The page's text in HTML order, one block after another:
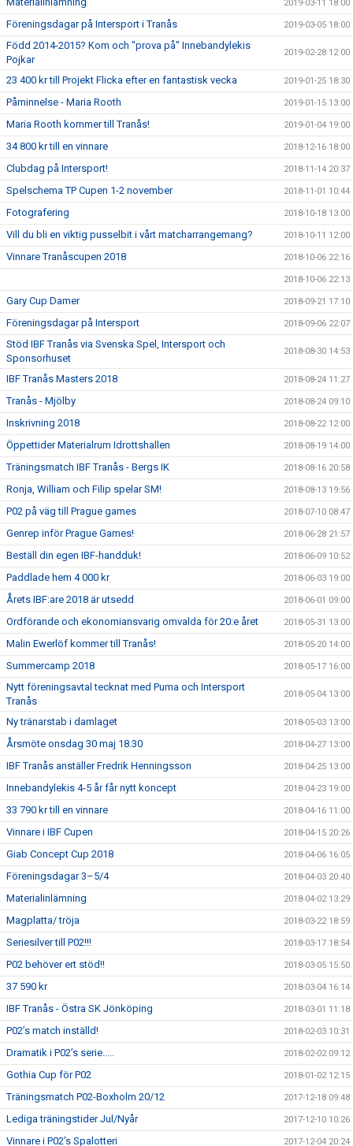
2019-03-11 18:00
Föreningsdagar på Intersport i Tranås 2019-03-05 18:00
Född 2014-2015? Kom och "prova på" Innebandylekis
Pojkar
2019-02-28 12:00
23 400 kr till Projekt Flicka efter en fantastisk vecka 2019-01-25 18:30
Påminnelse - Maria Rooth 2019-01-15 13:00
Maria Rooth kommer till Tranås! 2019-01-04 19:00
34 800 kr till en vinnare 2018-12-16 18:00
Clubdag på Intersport! 2018-11-14 20:37
Spelschema TP Cupen 1-2 november 2018-11-01 10:44
Fotografering 2018-10-18 13:00
Vill du bli en viktig pusselbit i vårt matcharrangemang? 2018-10-11 12:00
Vinnare Tranåscupen 2018 2018-10-06 22:16
2018-10-06 22:13
Gary Cup Damer 2018-09-21 17:10
Föreningsdagar på Intersport 2018-09-06 22:07
Stöd IBF Tranås via Svenska Spel, Intersport och
Sponsorhuset
2018-08-30 14:53
IBF Tranås Masters 2018 2018-08-24 11:27
Tranås - Mjölby 2018-08-24 09:10
Inskrivning 2018 2018-08-22 12:00
Öppettider Materialrum Idrottshallen 2018-08-19 14:00
Träningsmatch IBF Tranås - Bergs IK 2018-08-16 20:58
Ronja, William och Filip spelar SM! 2018-08-13 19:56
P02 på väg till Prague games 2018-07-10 08:47
Genrep inför Prague Games! 2018-06-28 21:57
Beställ din egen IBF-handduk! 2018-06-09 10:52
Paddlade hem 4 000 kr 2018-06-03 19:00
Årets IBF:are 2018 är utsedd 2018-06-01 09:00
Ordförande och ekonomiansvarig omvalda för 20:e året 2018-05-31 13:00
Malin Ewerlöf kommer till Tranås! 2018-05-20 14:00
Summercamp 2018 2018-05-17 16:00
Nytt föreningsavtal tecknat med Puma och Intersport
Tranås
2018-05-04 13:00
Ny tränarstab i damlaget 2018-05-03 13:00
Årsmöte onsdag 30 maj 18.30 2018-04-27 13:00
IBF Tranås anställer Fredrik Henningsson 2018-04-25 13:00
Innebandylekis 4-5 år får nytt koncept 2018-04-23 19:00
33 790 kr till en vinnare 2018-04-16 11:00
Vinnare i IBF Cupen 2018-04-15 20:26
Giab Concept Cup 2018 2018-04-06 16:05
Föreningsdagar 3–5/4 2018-04-03 20:40
Materialinlämning 2018-04-02 13:29
Magplatta/ tröja 2018-03-22 18:59
Seriesilver till P02!!! 2018-03-17 18:54
P02 behöver ert stöd!! 2018-03-05 15:50
37 590 kr 2018-03-04 16:14
IBF Tranås - Östra SK Jönköping 2018-03-01 11:18
P02’s match inställd! 2018-02-03 10:31
Dramatik i P02’s serie..... 2018-02-02 09:12
Gothia Cup för P02 2018-01-02 12:15
Träningsmatch P02-Boxholm 20/12 2017-12-18 09:48
Lediga träningstider Jul/Nyår 2017-12-10 10:26
Vinnare i P02’s Spalotteri 2017-12-04 20:24